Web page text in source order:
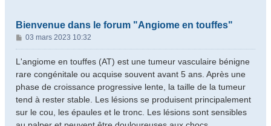
Bienvenue dans le forum "Angiome en touffes"
M
e
s
g
e
03 mars 2023 10:32
L'angiome en touffes (AT) est une tumeur vasculaire bénigne
rare congénitale ou acquise souvent avant 5 ans. Après une
phase de croissance progressive lente, la taille de la tumeur
tend à rester stable. Les lésions se produisent principalement
sur le cou, les épaules et le tronc. Les lésions sont sensibles